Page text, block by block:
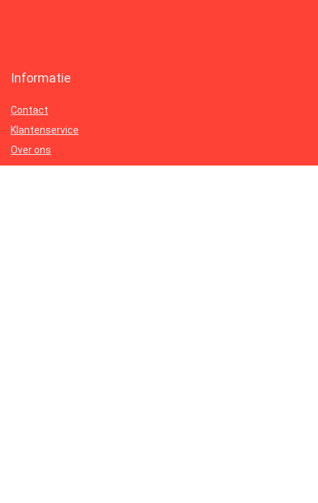
Informatie
Contact
Klantenservice
Over ons
Onze webshops